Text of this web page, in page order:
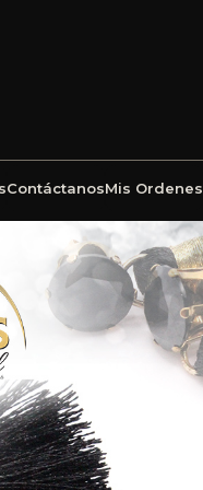
ContáctanosMis Ordenes